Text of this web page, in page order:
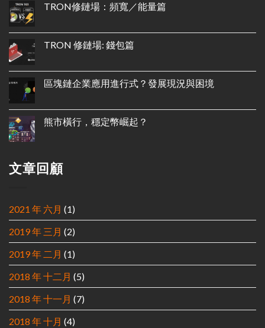
TRON修鏈場：頻寬／能量篇
TRON 修鏈場: 錢包篇
區塊鏈企業應用進行式？發展現況與困境
熊市橫行，穩定幣崛起？
文章回顧
2021 年 六月 (1)
2019 年 三月 (2)
2019 年 二月 (1)
2018 年 十二月 (5)
2018 年 十一月 (7)
2018 年 十月 (4)